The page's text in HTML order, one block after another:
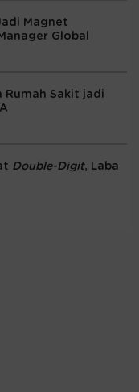
Magnet
Global
Rumah Sakit jadi
Double-Digit, Laba